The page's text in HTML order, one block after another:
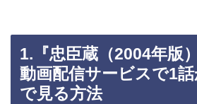
1.『忠臣蔵（2004年版
動画配信サービスで1
で見る方法